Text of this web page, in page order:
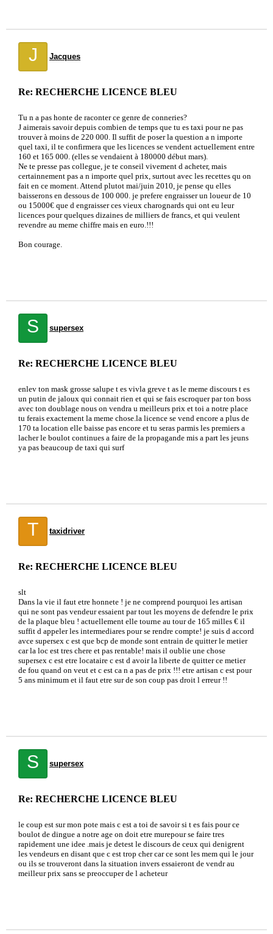
J Jacques
Re: RECHERCHE LICENCE BLEU
Tu n a pas honte de raconter ce genre de conneries?
J aimerais savoir depuis combien de temps que tu es taxi pour ne pas
trouver à moins de 220 000. Il suffit de poser la question a n importe
quel taxi, il te confirmera que les licences se vendent actuellement entre
160 et 165 000. (elles se vendaient à 180000 début mars).
Ne te presse pas collegue, je te conseil vivement d acheter, mais
certainnement pas a n importe quel prix, surtout avec les recettes qu on
fait en ce moment. Attend plutot mai/juin 2010, je pense qu elles
baisserons en dessous de 100 000. je prefere engraisser un loueur de 10
ou 15000€ que d engraisser ces vieux charognards qui ont eu leur
licences pour quelques dizaines de milliers de francs, et qui veulent
revendre au meme chiffre mais en euro.!!!
Bon courage.
S supersex
Re: RECHERCHE LICENCE BLEU
enlev ton mask grosse salupe t es vivla greve t as le meme discours t es
un putin de jaloux qui connait rien et qui se fais escroquer par ton boss
avec ton doublage nous on vendra u meilleurs prix et toi a notre place
tu ferais exactement la meme chose.la licence se vend encore a plus de
170 ta location elle baisse pas encore et tu seras parmis les premiers a
lacher le boulot continues a faire de la propagande mis a part les jeuns
ya pas beaucoup de taxi qui surf
T taxidriver
Re: RECHERCHE LICENCE BLEU
slt
Dans la vie il faut etre honnete ! je ne comprend pourquoi les artisan
qui ne sont pas vendeur essaient par tout les moyens de defendre le prix
de la plaque bleu ! actuellement elle tourne au tour de 165 milles € il
suffit d appeler les intermediares pour se rendre compte! je suis d accord
avce supersex c est que bcp de monde sont entrain de quitter le metier
car la loc est tres chere et pas rentable! mais il oublie une chose
supersex c est etre locataire c est d avoir la liberte de quitter ce metier
de fou quand on veut et c est ca n a pas de prix !!! etre artisan c est pour
5 ans minimum et il faut etre sur de son coup pas droit l erreur !!
S supersex
Re: RECHERCHE LICENCE BLEU
le coup est sur mon pote mais c est a toi de savoir si t es fais pour ce
boulot de dingue a notre age on doit etre murepour se faire tres
rapidement une idee .mais je detest le discours de ceux qui denigrent
les vendeurs en disant que c est trop cher car ce sont les mem qui le jour
ou ils se trouveront dans la situation invers essaieront de vendr au
meilleur prix sans se preoccuper de l acheteur